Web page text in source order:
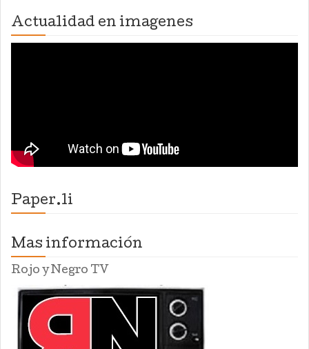
Actualidad en imagenes
Paper.li
Mas información
Rojo y Negro TV